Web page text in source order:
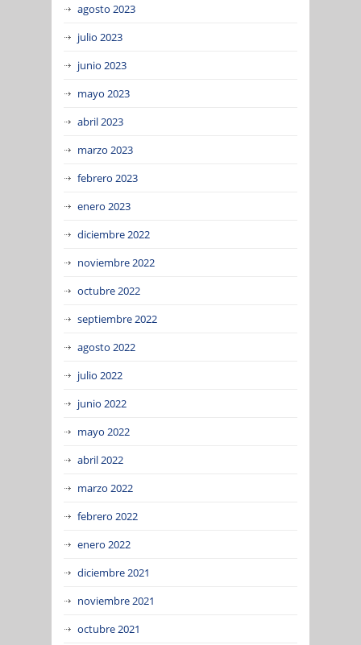
agosto 2023
julio 2023
junio 2023
mayo 2023
abril 2023
marzo 2023
febrero 2023
enero 2023
diciembre 2022
noviembre 2022
octubre 2022
septiembre 2022
agosto 2022
julio 2022
junio 2022
mayo 2022
abril 2022
marzo 2022
febrero 2022
enero 2022
diciembre 2021
noviembre 2021
octubre 2021